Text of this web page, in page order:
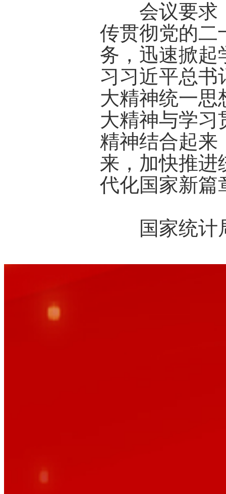
会议要求，
传贯彻党的二
务，迅速掀起
习习近平总书
大精神统一思
大精神与学习
精神结合起来
来，加快推进
代化国家新篇
国家统计局